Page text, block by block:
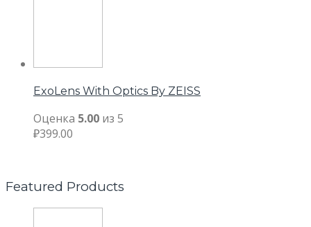
ExoLens With Optics By ZEISS
Оценка 5.00 из 5
₽399.00
Featured Products